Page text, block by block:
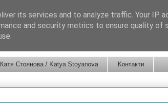
Катя Стоянова / Katya Stoyanova Контакти
its services and to analyze traffic. Your IP
and security metrics to ensure quality of